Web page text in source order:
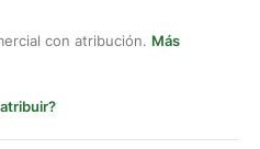
con atribución. Más